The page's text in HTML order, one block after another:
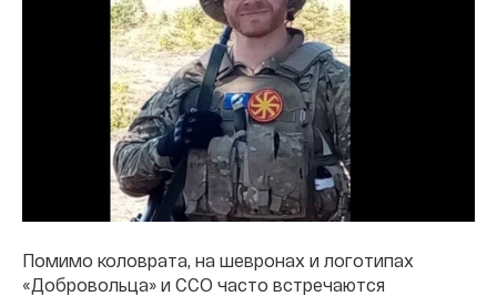
Помимо коловрата, на шевронах и логотипах
«Добровольца» и ССО часто встречаются